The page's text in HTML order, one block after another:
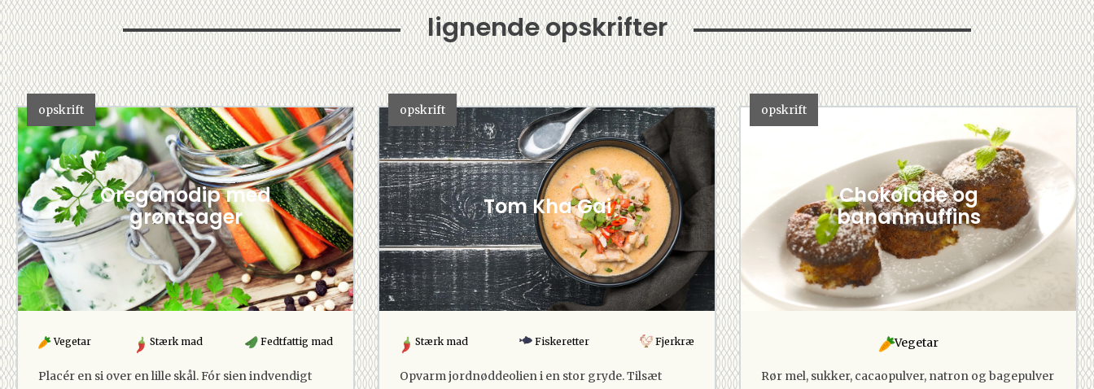
lignende opskrifter
opskrift
Oreganodip med
grøntsager
Vegetar Stærk mad Fedtfattig mad
Placér en si over en lille skål. Fór sien indvendigt
opskrift
Tom Kha Gai
Stærk mad Fiskeretter Fjerkræ
Opvarm jordnøddeolien i en stor gryde. Tilsæt
opskrift
Chokolade og
bananmuffins
Vegetar
Rør mel, sukker, cacaopulver, natron og bagepulver